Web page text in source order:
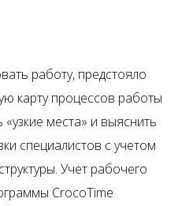
работу, предстояло
карту процессов работы
места» и выяснить
специалистов с учетом
Учет рабочего
CrocoTime